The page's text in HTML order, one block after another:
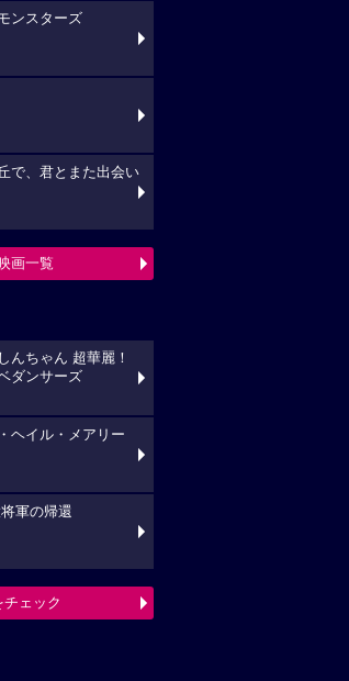
ンスターズ
で、君とまた出会い
画一覧
んちゃん 超華麗！
ダンサーズ
ヘイル・メアリー
軍の帰還
ェック